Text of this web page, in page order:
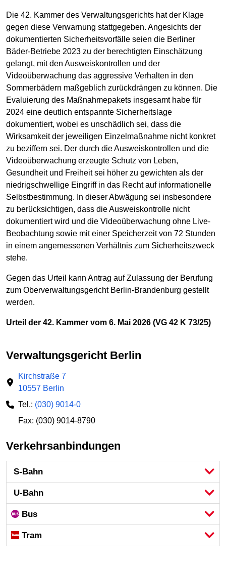
Die 42. Kammer des Verwaltungsgerichts hat der Klage
gegen diese Verwarnung stattgegeben. Angesichts der
dokumentierten Sicherheitsvorfälle seien die Berliner
Bäder-Betriebe 2023 zu der berechtigten Einschätzung
gelangt, mit den Ausweiskontrollen und der
Videoüberwachung das aggressive Verhalten in den
Sommerbädern maßgeblich zurückdrängen zu können. Die
Evaluierung des Maßnahmepakets insgesamt habe für
2024 eine deutlich entspannte Sicherheitslage
dokumentiert, wobei es unschädlich sei, dass die
Wirksamkeit der jeweiligen Einzelmaßnahme nicht konkret
zu beziffern sei. Der durch die Ausweiskontrollen und die
Videoüberwachung erzeugte Schutz von Leben,
Gesundheit und Freiheit sei höher zu gewichten als der
niedrigschwellige Eingriff in das Recht auf informationelle
Selbstbestimmung. In dieser Abwägung sei insbesondere
zu berücksichtigen, dass die Ausweiskontrolle nicht
dokumentiert wird und die Videoüberwachung ohne Live-
Beobachtung sowie mit einer Speicherzeit von 72 Stunden
in einem angemessenen Verhältnis zum Sicherheitszweck
stehe.
Gegen das Urteil kann Antrag auf Zulassung der Berufung
zum Oberverwaltungsgericht Berlin-Brandenburg gestellt
werden.
Urteil der 42. Kammer vom 6. Mai 2026 (VG 42 K 73/25)
Verwaltungsgericht Berlin
Kirchstraße 7
10557 Berlin
Tel.: (030) 9014-0
Fax: (030) 9014-8790
Verkehrsanbindungen
S-Bahn
U-Bahn
Bus
Tram